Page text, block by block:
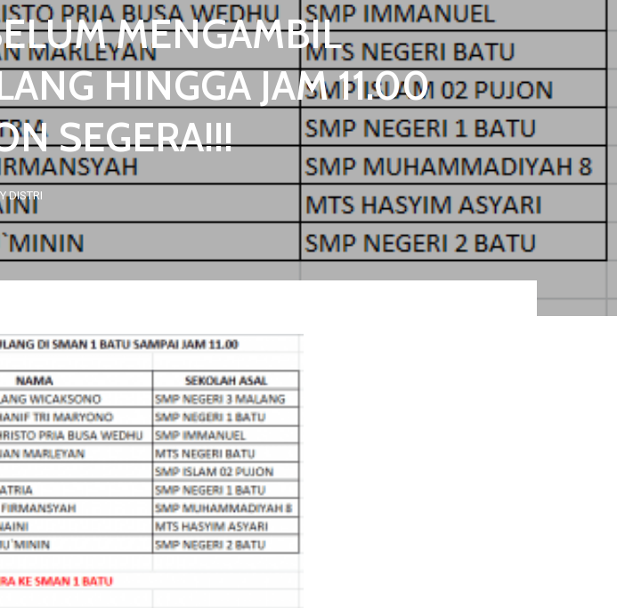
MENGAMBIL
HINGGA JAM 11.00
SEGERA!!!
DISTRI